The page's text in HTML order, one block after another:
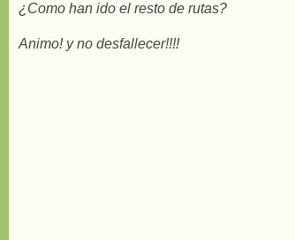
¿Como han ido el resto de rutas?
Animo! y no desfallecer!!!!